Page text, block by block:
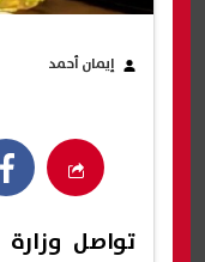
إيمان أحمد
تواصل وزارة